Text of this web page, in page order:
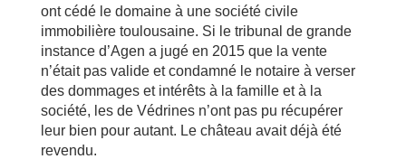
ont cédé le domaine à une société civile
immobilière toulousaine. Si le tribunal de grande
instance d’Agen a jugé en 2015 que la vente
n’était pas valide et condamné le notaire à verser
des dommages et intérêts à la famille et à la
société, les de Védrines n’ont pas pu récupérer
leur bien pour autant. Le château avait déjà été
revendu.